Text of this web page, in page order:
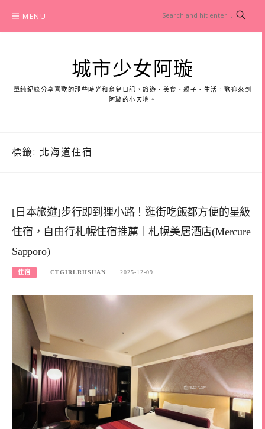
content
MENU
城市少女阿璇
單純紀錄分享喜歡的那些時光和育兒日記，旅遊、美食、親子、生活，歡迎來到
阿璇的小天地。
標籤: 北海道住宿
[日本旅遊]步行即到狸小路！逛街吃飯都方便的星級
住宿，自由行札幌住宿推薦｜札幌美居酒店(Mercure
Sapporo)
住宿 CTGIRLRHSUAN 2025-12-09